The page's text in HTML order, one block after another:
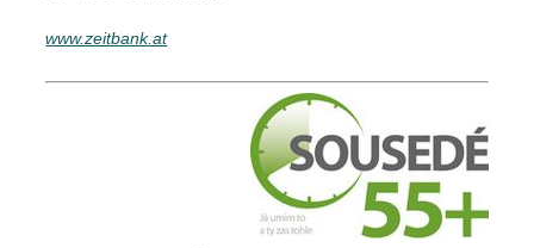
www.zeitbank.at